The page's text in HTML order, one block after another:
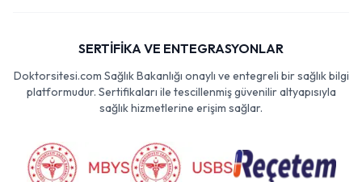
SERTİFİKA VE ENTEGRASYONLAR
Doktorsitesi.com Sağlık Bakanlığı onaylı ve entegreli bir sağlık bilgi
platformudur. Sertifikaları ile tescillenmiş güvenilir altyapısıyla
sağlık hizmetlerine erişim sağlar.